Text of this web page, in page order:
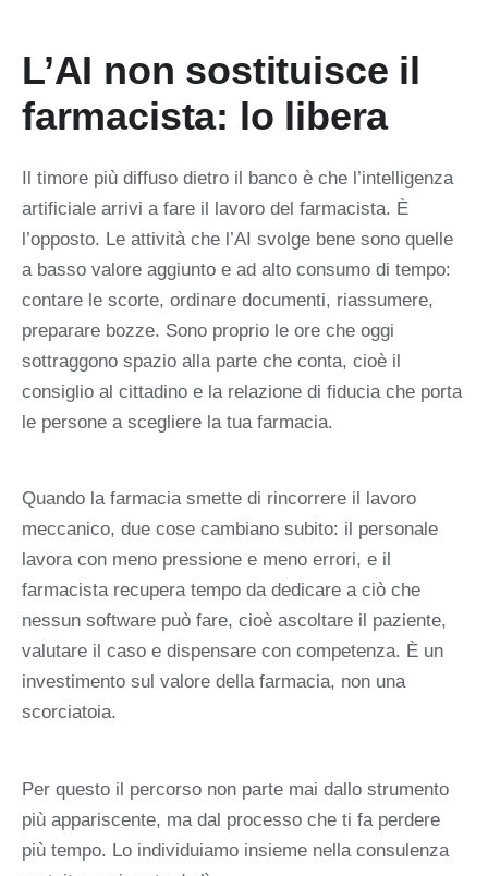
L’AI non sostituisce il
farmacista: lo libera
Il timore più diffuso dietro il banco è che l’intelligenza
artificiale arrivi a fare il lavoro del farmacista. È
l’opposto. Le attività che l’AI svolge bene sono quelle
a basso valore aggiunto e ad alto consumo di tempo:
contare le scorte, ordinare documenti, riassumere,
preparare bozze. Sono proprio le ore che oggi
sottraggono spazio alla parte che conta, cioè il
consiglio al cittadino e la relazione di fiducia che porta
le persone a scegliere la tua farmacia.
Quando la farmacia smette di rincorrere il lavoro
meccanico, due cose cambiano subito: il personale
lavora con meno pressione e meno errori, e il
farmacista recupera tempo da dedicare a ciò che
nessun software può fare, cioè ascoltare il paziente,
valutare il caso e dispensare con competenza. È un
investimento sul valore della farmacia, non una
scorciatoia.
Per questo il percorso non parte mai dallo strumento
più appariscente, ma dal processo che ti fa perdere
più tempo. Lo individuiamo insieme nella consulenza